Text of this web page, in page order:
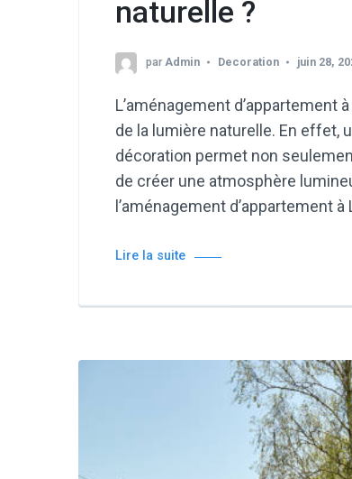
naturelle ?
par Admin Decoration juin 28,
L’aménagement d’appartement
de la lumière naturelle. En effet,
décoration permet non
de créer une atmosphère
l’aménagement d’appartement
Lire la suite